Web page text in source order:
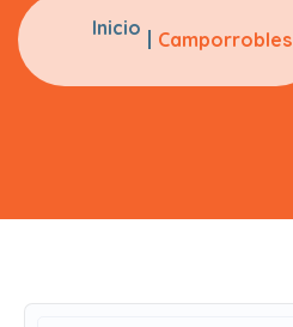
Inicio Camporrobles